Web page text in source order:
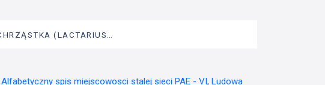
(LACTARIUS…